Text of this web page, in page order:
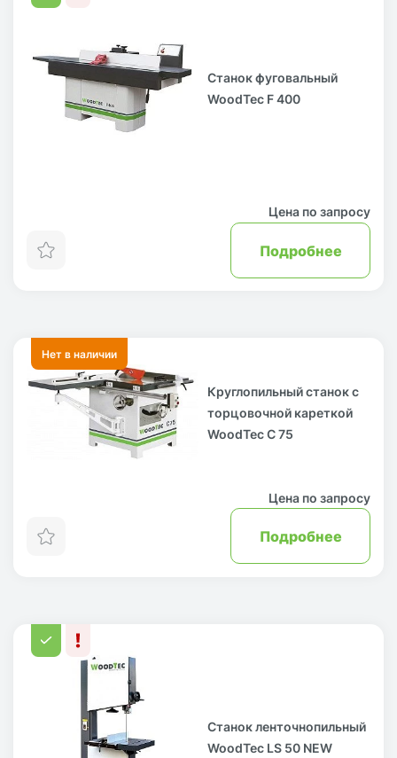
Станок фуговальный
WoodTec F 400
Цена по запросу
Подробнее
Нет в наличии
Круглопильный станок с
торцовочной кареткой
WoodTec C 75
Цена по запросу
Подробнее
Станок ленточнопильный
WoodTec LS 50 NEW